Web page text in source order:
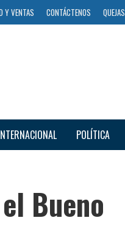
Y VENTAS CONTÁCTENOS QUEJAS
POLÍTICA
Bueno